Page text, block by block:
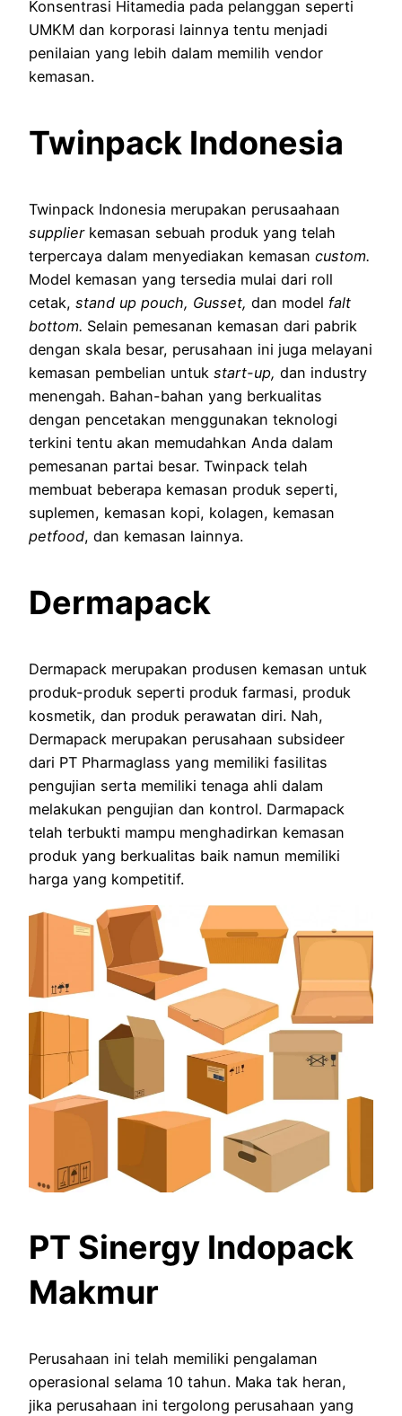
Konsentrasi Hitamedia pada pelanggan seperti
UMKM dan korporasi lainnya tentu menjadi
penilaian yang lebih dalam memilih vendor
kemasan.
Twinpack Indonesia
Twinpack Indonesia merupakan perusaahaan
supplier kemasan sebuah produk yang telah
terpercaya dalam menyediakan kemasan custom.
Model kemasan yang tersedia mulai dari roll
cetak, stand up pouch, Gusset, dan model falt
bottom. Selain pemesanan kemasan dari pabrik
dengan skala besar, perusahaan ini juga melayani
kemasan pembelian untuk start-up, dan industry
menengah. Bahan-bahan yang berkualitas
dengan pencetakan menggunakan teknologi
terkini tentu akan memudahkan Anda dalam
pemesanan partai besar. Twinpack telah
membuat beberapa kemasan produk seperti,
suplemen, kemasan kopi, kolagen, kemasan
petfood, dan kemasan lainnya.
Dermapack
Dermapack merupakan produsen kemasan untuk
produk-produk seperti produk farmasi, produk
kosmetik, dan produk perawatan diri. Nah,
Dermapack merupakan perusahaan subsideer
dari PT Pharmaglass yang memiliki fasilitas
pengujian serta memiliki tenaga ahli dalam
melakukan pengujian dan kontrol. Darmapack
telah terbukti mampu menghadirkan kemasan
produk yang berkualitas baik namun memiliki
harga yang kompetitif.
PT Sinergy Indopack
Makmur
Perusahaan ini telah memiliki pengalaman
operasional selama 10 tahun. Maka tak heran,
jika perusahaan ini tergolong perusahaan yang